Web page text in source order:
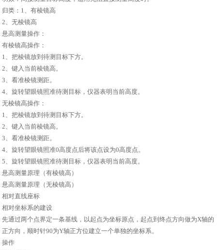
归类：1、有棱镜高
2、无棱镜高
悬高测量操作：
有棱镜高操作：
1、把棱镜放到待测目标下方。
2、键入当前棱镜高。
3、看准棱镜测距。
4、旋转望眼镜照准待测目标，仪器表明当前高度。
无棱镜高操作：
1、把棱镜放到待测目标下方。
2、键入当前棱镜高。
3、看准棱镜测距。
4、旋转望眼镜照准0高度点后将该点设为0高度点。
5、旋转望眼镜照准待测目标，仪器表明当前高度。
悬高测量原理（有棱镜高）
悬高测量原理（无棱镜高）
相对直线座标
相对坐标系的建设
先通过两个点界定一条基线，以起点为坐标原点，起点到终点方向做为X轴的
正方向，顺时针90为Y轴正方位建立一个单独的坐标系。
操作